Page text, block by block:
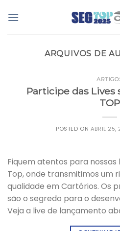
ARQUIVOS DE
Participe das Lives
TOP
POSTED ON ABRIL 25,
Fiquem atentos para
Top, onde transmitimos um
qualidade em Cartórios. Os
são o segredo para o
Veja a live de lançamento